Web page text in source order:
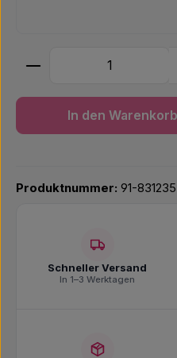
Produkt Anzahl: Gib
In den Warenkorb
Produktnummer: 91-831235
Schneller Versand
In 1–3 Werktagen